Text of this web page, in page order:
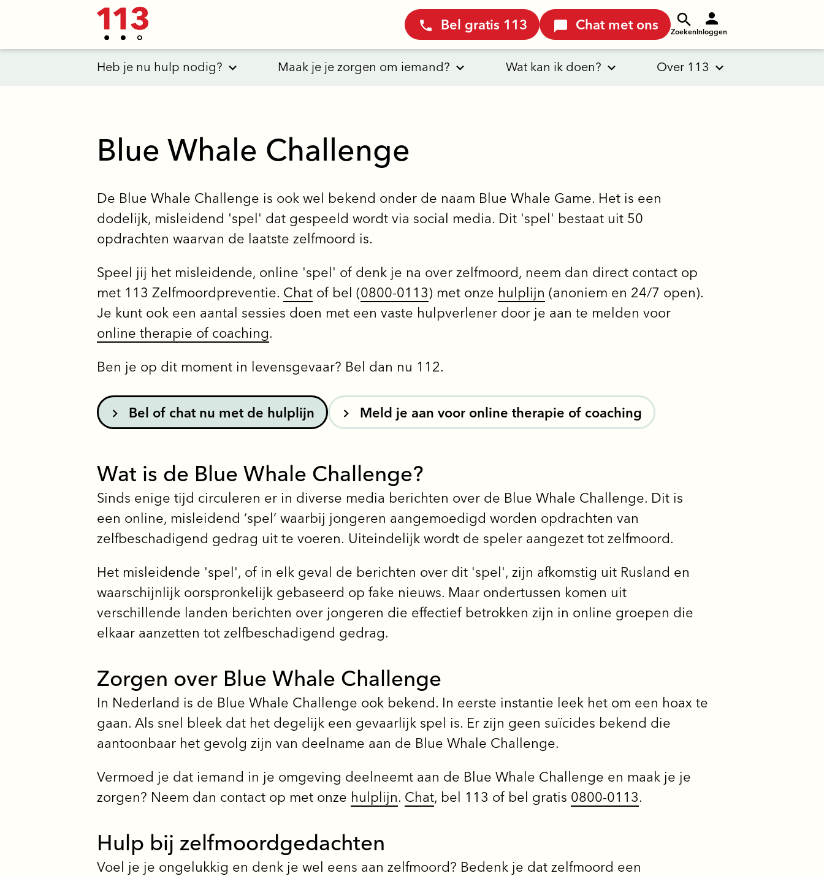
Bel gratis 113 Chat met ons ZoekenInloggen
Heb je nu hulp nodig? Maak je je zorgen om iemand? Wat kan ik doen? Over 113
Blue Whale Challenge
De Blue Whale Challenge is ook wel bekend onder de naam Blue Whale Game. Het is een
dodelijk, misleidend 'spel' dat gespeeld wordt via social media. Dit 'spel' bestaat uit 50
opdrachten waarvan de laatste zelfmoord is.
Speel jij het misleidende, online 'spel' of denk je na over zelfmoord, neem dan direct contact op
met 113 Zelfmoordpreventie. Chat of bel (0800-0113) met onze hulplijn (anoniem en 24/7 open).
Je kunt ook een aantal sessies doen met een vaste hulpverlener door je aan te melden voor
online therapie of coaching.
Ben je op dit moment in levensgevaar? Bel dan nu 112.
Bel of chat nu met de hulplijn Meld je aan voor online therapie of coaching
Wat is de Blue Whale Challenge?
Sinds enige tijd circuleren er in diverse media berichten over de Blue Whale Challenge. Dit is
een online, misleidend ‘spel’ waarbij jongeren aangemoedigd worden opdrachten van
zelfbeschadigend gedrag uit te voeren. Uiteindelijk wordt de speler aangezet tot zelfmoord.
Het misleidende 'spel', of in elk geval de berichten over dit 'spel', zijn afkomstig uit Rusland en
waarschijnlijk oorspronkelijk gebaseerd op fake nieuws. Maar ondertussen komen uit
verschillende landen berichten over jongeren die effectief betrokken zijn in online groepen die
elkaar aanzetten tot zelfbeschadigend gedrag.
Zorgen over Blue Whale Challenge
In Nederland is de Blue Whale Challenge ook bekend. In eerste instantie leek het om een hoax te
gaan. Als snel bleek dat het degelijk een gevaarlijk spel is. Er zijn geen suïcides bekend die
aantoonbaar het gevolg zijn van deelname aan de Blue Whale Challenge.
Vermoed je dat iemand in je omgeving deelneemt aan de Blue Whale Challenge en maak je je
zorgen? Neem dan contact op met onze hulplijn. Chat, bel 113 of bel gratis 0800-0113.
Hulp bij zelfmoordgedachten
Voel je je ongelukkig en denk je wel eens aan zelfmoord? Bedenk je dat zelfmoord een